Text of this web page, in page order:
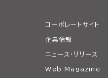
コーポレートサイト
企業情報
ニュース・リリース
Web Magazine